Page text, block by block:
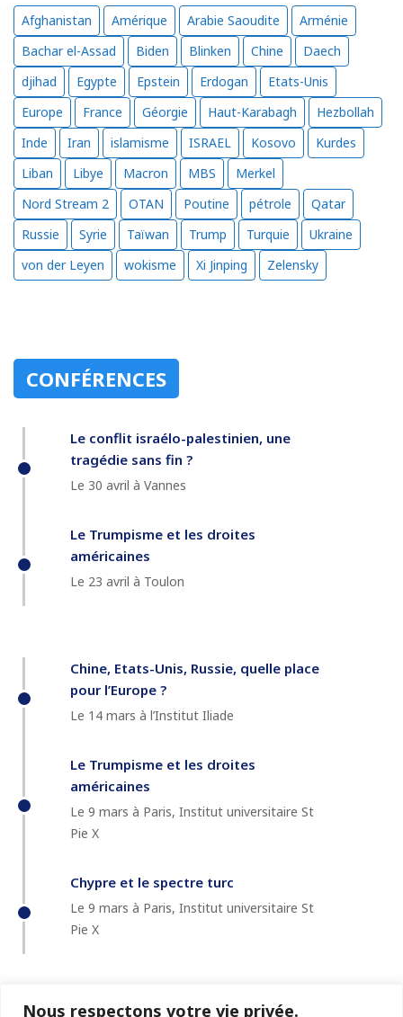
Nous respectons votre vie privée.
Afghanistan Amérique Arabie Saoudite
Arménie
Bachar el-Assad
Biden Blinken Chine
Daech
djihad
Egypte Epstein Erdogan
Etats-Unis
Europe
France Géorgie Haut-Karabagh
Hezbollah
Inde
Iran islamisme ISRAEL Kosovo
Kurdes
Liban
Libye Macron MBS
Merkel
Nord Stream 2
OTAN Poutine pétrole
Qatar
Russie
Syrie Taïwan Trump Turquie
Ukraine
von der Leyen
wokisme Xi Jinping Zelensky
CONFÉRENCES
Le conflit israélo-palestinien, une
tragédie sans fin ?
Le 30 avril à Vannes
Le Trumpisme et les droites
américaines
Le 23 avril à Toulon
Chine, Etats-Unis, Russie, quelle place
pour l’Europe ?
Le 14 mars à l’Institut Iliade
Le Trumpisme et les droites
américaines
Le 9 mars à Paris, Institut universitaire St
Pie X
Chypre et le spectre turc
Le 9 mars à Paris, Institut universitaire St
Pie X